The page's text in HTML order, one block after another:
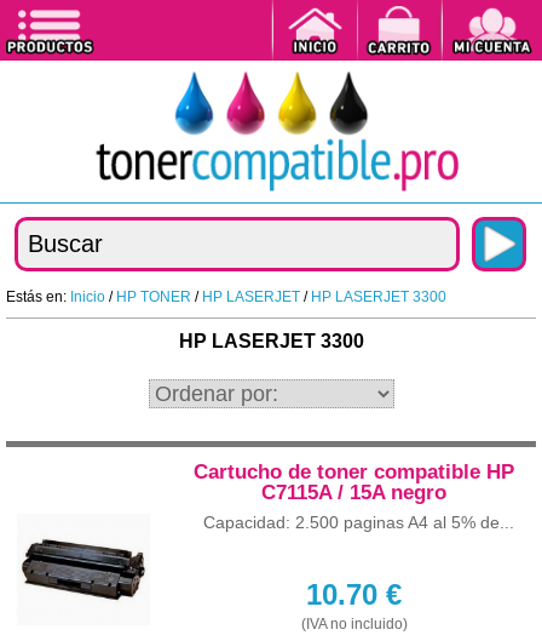
Estás en: Inicio / HP TONER / HP LASERJET / HP LASERJET 3300
HP LASERJET 3300
Cartucho de toner compatible HP
C7115A / 15A negro
Capacidad: 2.500 paginas A4 al 5% de...
10.70 €
(IVA no incluido)